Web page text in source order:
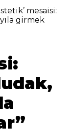
mesaisi:
girmek